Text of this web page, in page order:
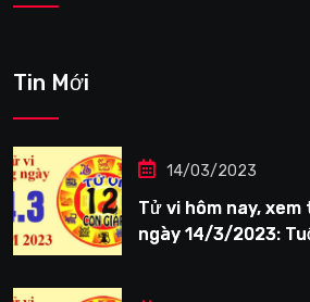
Tin Mới
14/03/2023
Tử vi hôm nay, xem
ngày 14/3/2023: